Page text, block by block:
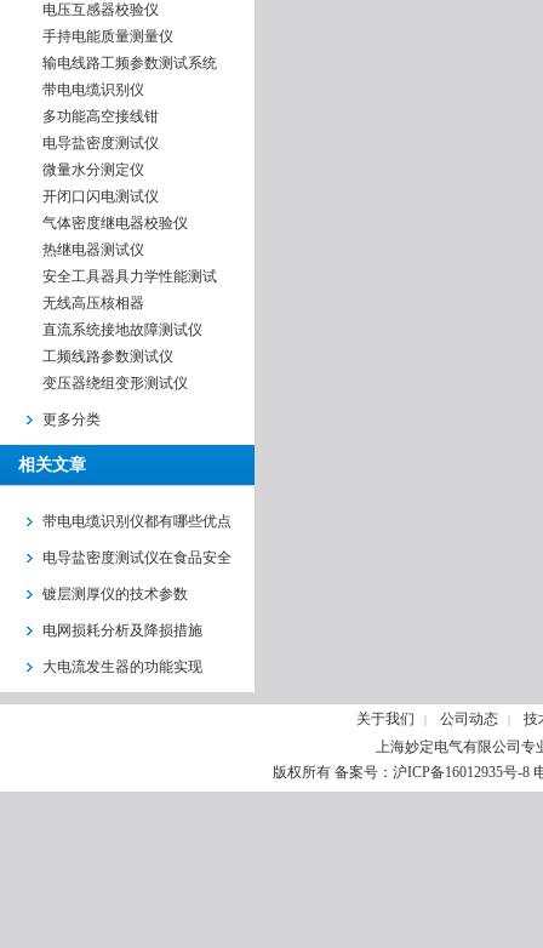
电压互感器校验仪
手持电能质量测量仪
输电线路工频参数测试系统
带电电缆识别仪
多功能高空接线钳
电导盐密度测试仪
微量水分测定仪
开闭口闪电测试仪
气体密度继电器校验仪
热继电器测试仪
安全工具器具力学性能测试
无线高压核相器
直流系统接地故障测试仪
工频线路参数测试仪
变压器绕组变形测试仪
更多分类
相关文章
带电电缆识别仪都有哪些优点
电导盐密度测试仪在食品安全
镀层测厚仪的技术参数
电网损耗分析及降损措施
大电流发生器的功能实现
关于我们 | 公司动态 |
技
上海妙定电气有限公司专
版权所有 备案号： 沪ICP备16012935号-8